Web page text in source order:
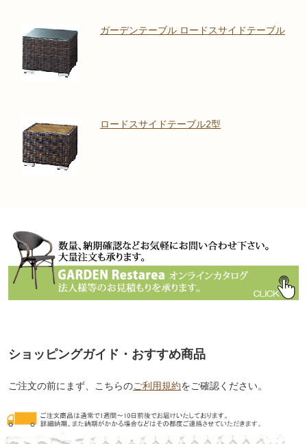
ガーデンテーブル ロードスサイドテーブル
ロードスサイドテーブル2型
ショッピングガイド・おすすめ商品
ご注文の前にまず、こちらのご利用規約をご確認ください。